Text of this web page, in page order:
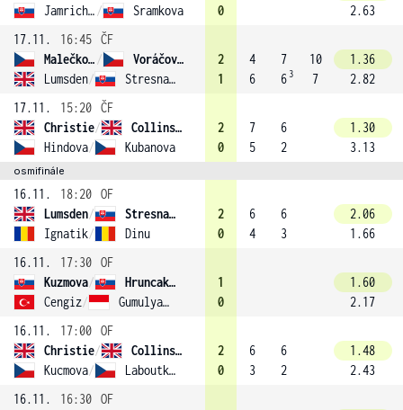
Jamrichova / Sramkova
0
2.63
17.11.
16:45 ČF
Malečková /
Voráčová (1)
Lumsden/ Stresnakova
2
1
4
6
7
6 3
10
7
1.36
2.82
17.11.
15:20 ČF
Christie/
Collins (2)
Hindova/ Kubanova
2
0
7
5
6
2
1.30
3.13
osmifinále
16.11. 18:20 OF
Lumsden/
Stresnakova
Ignatik/ Dinu
2
0
6
4
6
3
2.06
1.66
16.11.
17:30 OF
Kuzmova/
Hruncakova
Cengiz/ Gumulya (4)
1
0
1.60
2.17
16.11.
17:00 OF
Christie/
Collins (2)
Kucmova/ Laboutkova
2
0
6
3
6
2
1.48
2.43
16.11.
16:30 OF